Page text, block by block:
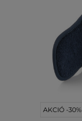
AKCIÓ -30%